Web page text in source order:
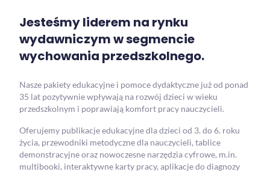
Jesteśmy liderem na rynku
wydawniczym w segmencie
wychowania przedszkolnego.
Nasze pakiety edukacyjne i pomoce dydaktyczne już od ponad
35 lat pozytywnie wpływają na rozwój dzieci w wieku
przedszkolnym i poprawiają komfort pracy nauczycieli.
Oferujemy publikacje edukacyjne dla dzieci od 3. do 6. roku
życia, przewodniki metodyczne dla nauczycieli, tablice
demonstracyjne oraz nowoczesne narzędzia cyfrowe, m.in.
multibooki, interaktywne karty pracy, aplikacje do diagnozy